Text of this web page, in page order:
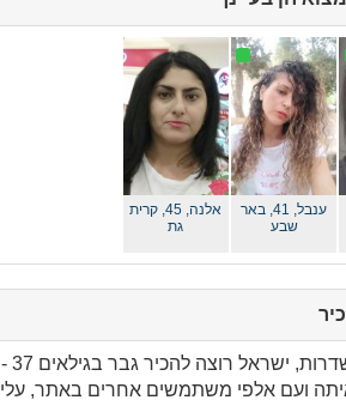
to
collapse
contents
ענבל, 41,
באר
שבע
אלנה, 45,
קרית
גת
to
collapse
contents
ישראל רוצה להכיר גבר בגילאים 37 - 49 שנים באזור ישראל.
ועם אלפי משתמשים אחרים באתר,